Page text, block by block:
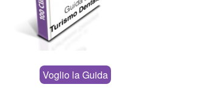
Voglio la Guida